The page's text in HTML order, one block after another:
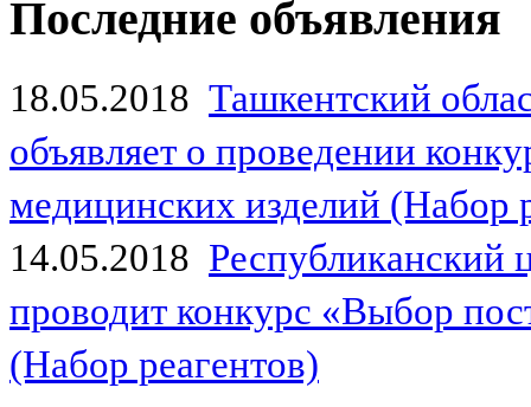
Последние объявления
18.05.2018 Ташкентский
объявляет о проведении
медицинских изделий (Набор
14.05.2018
проводит конкурс «Выбор
(Набор реагентов)